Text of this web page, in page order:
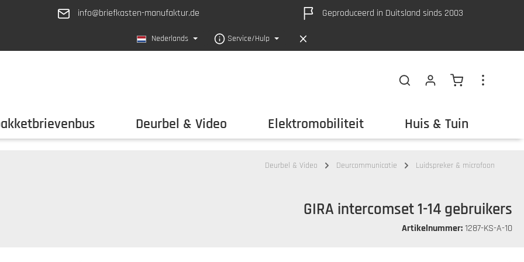
info@briefkasten-manufaktur.de Geproduceerd in Duitsland sinds 2003
Nederlands Service/Hulp
De
Deurbel & Video Elektromobiliteit Huis & Tuin
Deurbel & Video Deurcommunicatie Luidspreker & microfoon
GIRA intercomset 1-14 gebruikers
Artikelnummer:1287-KS-A-10